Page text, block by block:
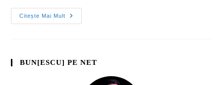
Citește Mai Mult
BUN[ESCU] PE NET